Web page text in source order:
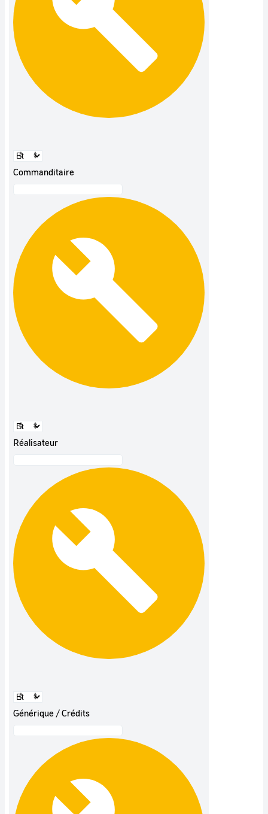
Commanditaire
Réalisateur
Générique / Crédits